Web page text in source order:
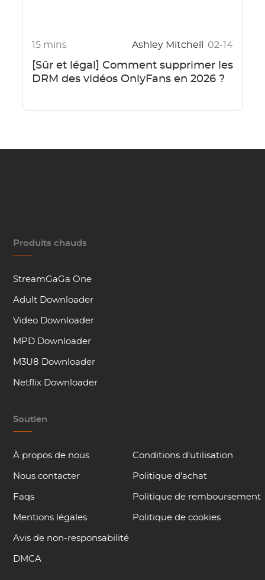
15 mins Ashley Mitchell 02-14
[Sûr et légal] Comment supprimer les
DRM des vidéos OnlyFans en 2026 ?
Produits chauds
StreamGaGa One
Adult Downloader
Video Downloader
MPD Downloader
M3U8 Downloader
Netflix Downloader
Soutien
À propos de nous
Nous contacter
Faqs
Mentions légales
Avis de non-responsabilité
DMCA
Conditions d'utilisation
Politique d'achat
Politique de remboursement
Politique de cookies